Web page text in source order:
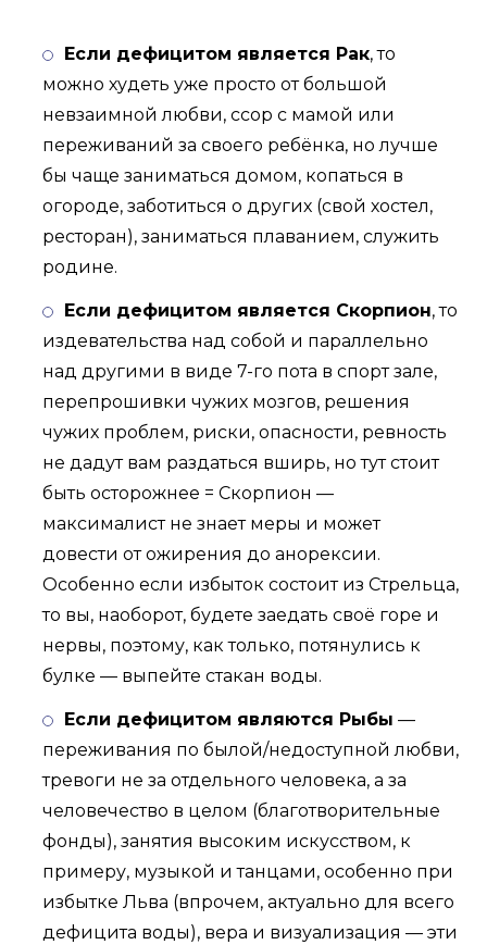
Если дефицитом является Рак, то
можно худеть уже просто от большой
невзаимной любви, ссор с мамой или
переживаний за своего ребёнка, но лучше
бы чаще заниматься домом, копаться в
огороде, заботиться о других (свой хостел,
ресторан), заниматься плаванием, служить
родине.
Если дефицитом является Скорпион, то
издевательства над собой и параллельно
над другими в виде 7-го пота в спорт зале,
перепрошивки чужих мозгов, решения
чужих проблем, риски, опасности, ревность
не дадут вам раздаться вширь, но тут стоит
быть осторожнее = Скорпион —
максималист не знает меры и может
довести от ожирения до анорексии.
Особенно если избыток состоит из Стрельца,
то вы, наоборот, будете заедать своё горе и
нервы, поэтому, как только, потянулись к
булке — выпейте стакан воды.
Если дефицитом являются Рыбы —
переживания по былой/недоступной любви,
тревоги не за отдельного человека, а за
человечество в целом (благотворительные
фонды), занятия высоким искусством, к
примеру, музыкой и танцами, особенно при
избытке Льва (впрочем, актуально для всего
дефицита воды), вера и визуализация — эти